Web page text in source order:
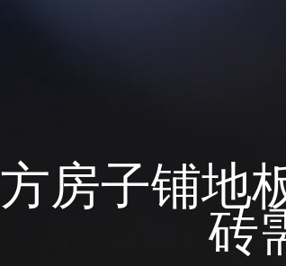
房子铺地
砖